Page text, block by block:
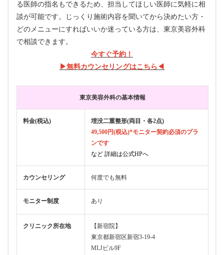
る医師の指名もできるため、担当してほしい医師に気軽に相
談が可能です。じっくり施術内容を聞いてから決めたい方・
どのメニューにすればいいか迷っている方は、東京美容外科
で相談できます。
今すぐ予約！
▶︎無料カウンセリングはこちら◀︎
東京美容外科の基本情報
料金(税込)
埋没二重整形(両目・各2点)
49,500円(税込)*モニター契約必須のプラ
ンです
など 詳細は公式HPへ
カウンセリング 何度でも無料
モニター制度 あり
クリニック所在地
【新宿院】
東京都新宿区新宿3-19-4
MLJビル9F